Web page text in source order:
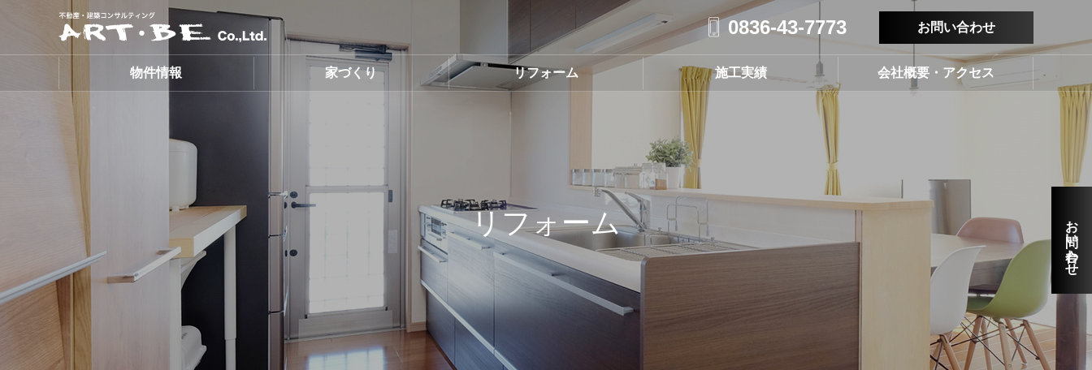
ART・BE株式会社
お問い合わせ
0836-43-7773
物件情報 家づくり リフォーム 施工実績 会社概要・アクセス
リフォーム お問い合わせ